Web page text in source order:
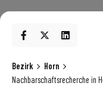
Bezirk
Horn
Nachbarschaftsrecherche in